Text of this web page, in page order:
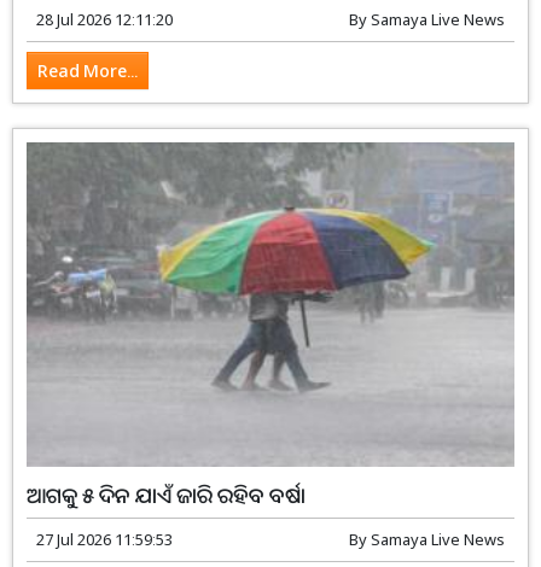
28 Jul 2026 12:11:20 BySamaya Live News
Read More...
ଆଗକୁ ୫ ଦିନ ଯାଏଁ ଜାରି ରହିବ ବର୍ଷା
27 Jul 2026 11:59:53 BySamaya Live News